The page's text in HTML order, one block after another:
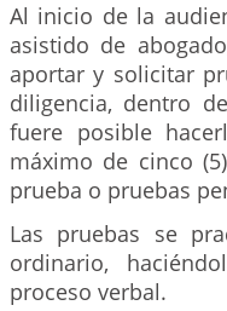
Al inicio de la
asistido de
aportar y solicitar
diligencia, dentro
fuere posible
máximo de cinco
prueba o pruebas
Las pruebas se
ordinario,
proceso verbal.